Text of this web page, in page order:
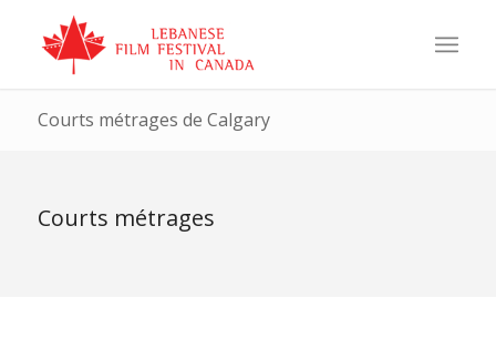
Courts métrages de Calgary
Courts métrages